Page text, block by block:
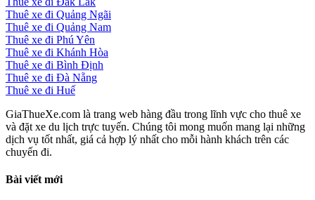
Thuê xe đi Quảng Ngãi
Thuê xe đi Quảng Nam
Thuê xe đi Phú Yên
Thuê xe đi Khánh Hòa
Thuê xe đi Bình Định
Thuê xe đi Đà Nẵng
Thuê xe đi Huế
GiaThueXe.com là trang web hàng đầu trong lĩnh vực cho thuê xe
và đặt xe du lịch trực tuyến. Chúng tôi mong muốn mang lại những
dịch vụ tốt nhất, giá cả hợp lý nhất cho mỗi hành khách trên các
chuyến đi.
Bài viết mới